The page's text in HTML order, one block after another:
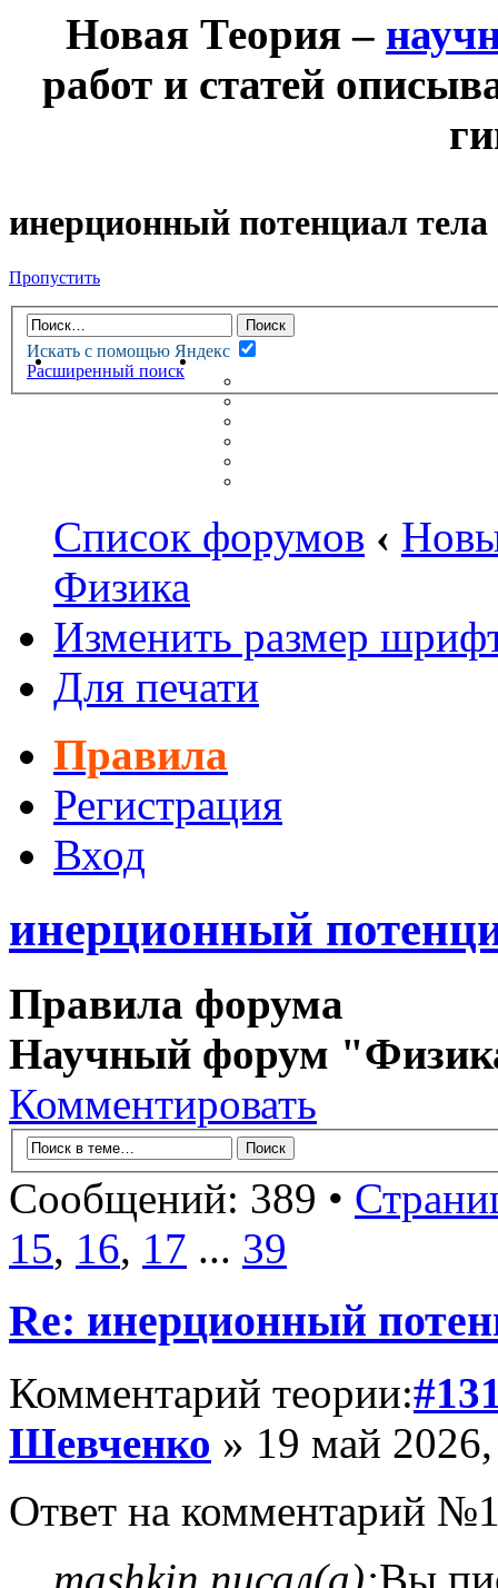
Новая Теория –
работ и статей
инерционный потенциал тела
Пропустить
Искать с помощью Яндекс
Расширенный поиск
НОВАЯ ТЕОРИЯФОРУМ
НЕПРОЧИТАННЫЕ
Список форумов ‹
Физика
Изменить размер
Для печати
Правила
Регистрация
Вход
инерционный
Правила форума
Научный форум
Комментировать
Сообщений: 389 •
15, 16, 17 ... 39
Re: инерционный
Комментарий теории:
Шевченко » 19 май
Ответ на комментарий
mashkin писал(а):Вы